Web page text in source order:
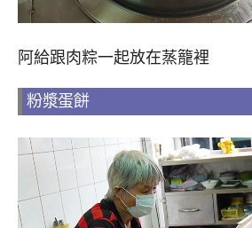
阿給跟肉粽一起放在蒸籠裡
粉漿蛋餅